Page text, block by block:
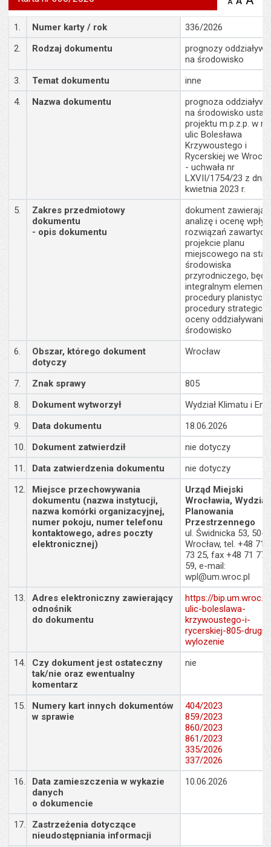
A zmniejsz
stronie
Szczegóły
1. Numer karty / rok
336/2026
2.
Rodzaj dokumentu
prognozy
na środowisko
3.
Temat dokumentu
inne
4.
Nazwa dokumentu
prognoza
na środowisko
projektu m.p.z.p. w
ulic Bolesława
Krzywoustego i
Rycerskiej we
- uchwała nr
LXVII/1754/23 z dnia
kwietnia 2023 r.
5.
Zakres przedmiotowy
dokumentu
- opis dokumentu
dokument
analizę i ocenę
rozwiązań
projekcie planu
miejscowego na stan
środowiska
przyrodniczego,
integralnym
procedury
procedury
oceny oddziaływania
środowisko
6.
Obszar, którego dokument
dotyczy
Wrocław
7. Znak sprawy
805
8.
Dokument wytworzył
Wydział Klimatu i
9.
Data dokumentu
18.06.2026
10.
Dokument zatwierdził
nie dotyczy
11.
Data zatwierdzenia dokumentu
nie dotyczy
12.
Miejsce przechowywania
dokumentu (nazwa instytucji,
nazwa komórki organizacyjnej,
numer pokoju, numer telefonu
kontaktowego, adres poczty
elektronicznej)
Urząd Miejski
Wrocławia, Wydział
Planowania
Przestrzennego
ul. Świdnicka 53, 50-
Wrocław, tel. +48 71
73 25, fax +48 71
59, e-mail:
wpl@um.wroc.pl
13.
Adres elektroniczny zawierający
odnośnik
do dokumentu
https://
ulic-boleslawa-
krzywoustego-i-
rycerskiej-805-
wylozenie
14.
Czy dokument jest ostateczny
tak/nie oraz ewentualny
komentarz
nie
15.
Numery kart innych dokumentów
w sprawie
404/2023
859/2023
860/2023
861/2023
335/2026
337/2026
16.
Data zamieszczenia w wykazie
danych
o dokumencie
10.06.2026
17.
Zastrzeżenia dotyczące
nieudostępniania informacji